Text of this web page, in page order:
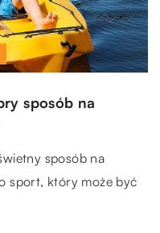
sposób na
sposób na
sport, który może być